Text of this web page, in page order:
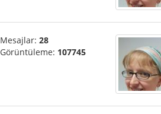
Mesajlar: 28
Görüntüleme: 107745